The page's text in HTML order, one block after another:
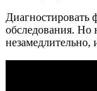
Диагностировать
обследования. Но
незамедлительно,